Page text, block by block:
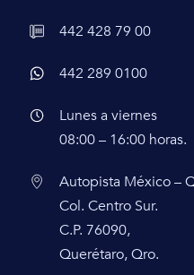
442 428 79 00
442 289 0100
Lunes a viernes
08:00 – 16:00 horas.
Autopista México –
Col. Centro Sur.
C.P. 76090,
Querétaro, Qro.